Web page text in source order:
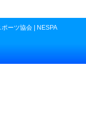
ーツ協会 | NESPA